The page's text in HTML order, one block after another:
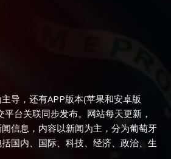
导，还有APP版本(苹果和安卓版
台关联同步发布。网站每天更新，
信息，内容以新闻为主，分为葡萄牙
国内、国际、科技、经济、政治、生